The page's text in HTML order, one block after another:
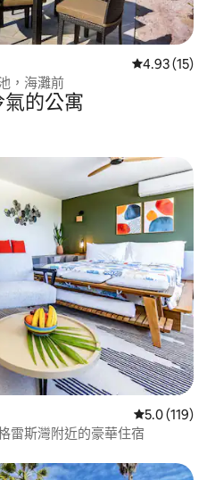
從 15 則評價
4.93 (15)
，海灘前
的公寓
從 119 則評
5.0 (119)
雷斯灣附近的豪華住宿